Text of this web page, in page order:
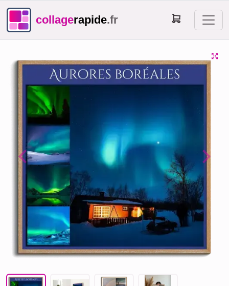
collagerapide.fr
Previous Next